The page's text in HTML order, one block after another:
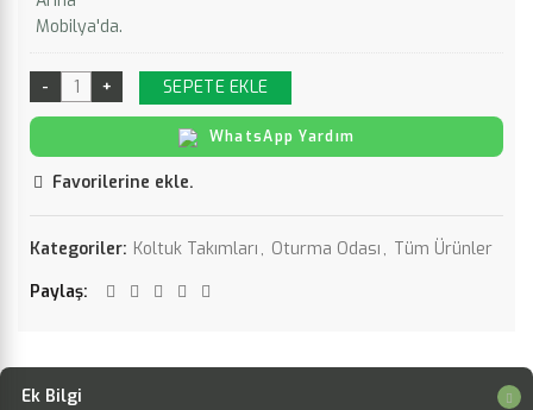
SEPETE EKLE
WhatsApp Yardım
Favorilerine ekle.
Kategoriler: Koltuk Takımları , Oturma Odası , Tüm Ürünler
Paylaş
Ek Bilgi